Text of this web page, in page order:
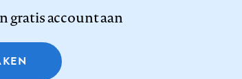
gratis account aan